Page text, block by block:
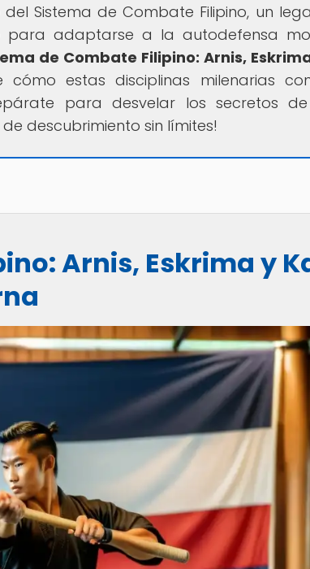
Sistema de Combate Filipino, un
para adaptarse a la autodefensa
de Combate Filipino: Arnis,
cómo estas disciplinas milenarias
para desvelar los secretos
descubrimiento sin límites!
Arnis, Eskrima y